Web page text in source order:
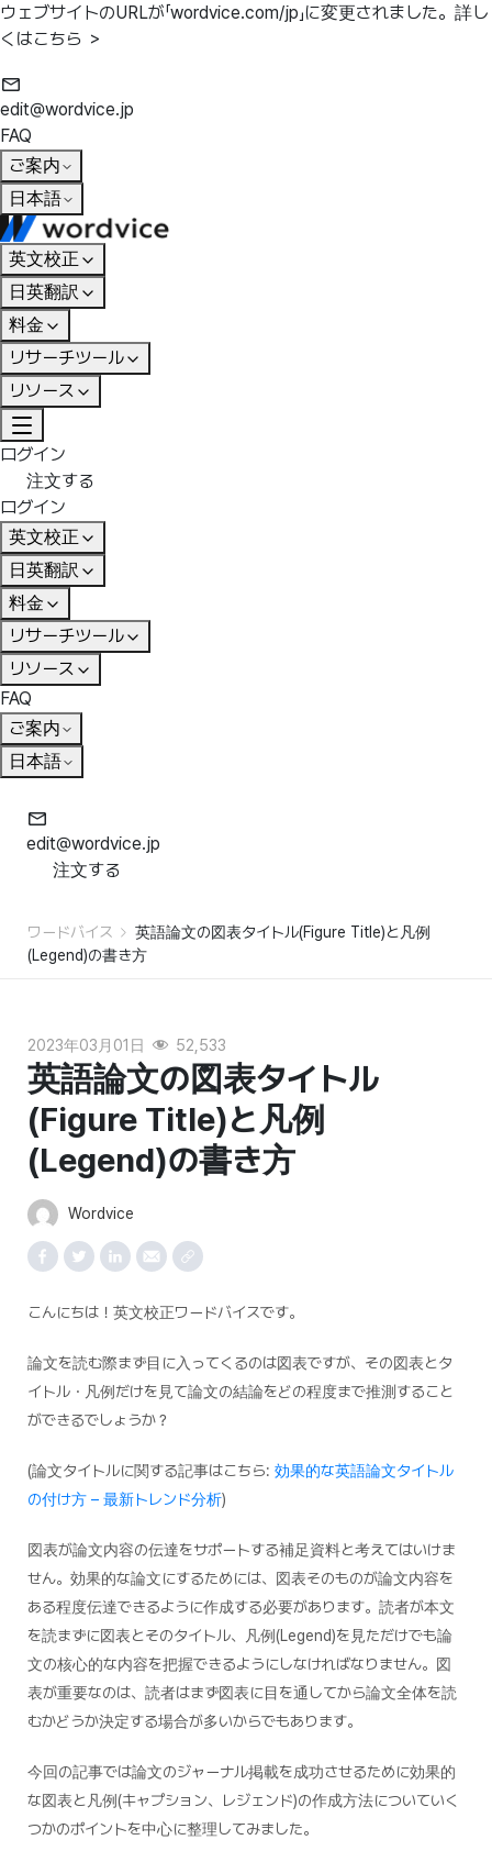
ウェブサイトのURLが「wordvice.com/jp」に変更されました。 詳し
くはこちら ＞
edit@wordvice.jp
FAQ
ご案内
日本語
英文校正
日英翻訳
料金
リサーチツール
リソース
ログイン
注文する
ログイン
英文校正
日英翻訳
料金
リサーチツール
リソース
FAQ
ご案内
日本語
edit@wordvice.jp
注文する
ワードバイス
英語論文の図表タイトル(Figure Title)と凡例
(Legend)の書き方
2023年03月01日 52,533
英語論文の図表タイトル
(Figure Title)と凡例
(Legend)の書き方
Wordvice
こんにちは！英文校正ワードバイスです。
論文を読む際まず目に入ってくるのは図表ですが、その図表とタ
イトル・凡例だけを見て論文の結論をどの程度まで推測すること
ができるでしょうか？
(論文タイトルに関する記事はこちら: 効果的な英語論文タイトル
の付け方 – 最新トレンド分析)
図表が論文内容の伝達をサポートする補足資料と考えてはいけま
せん。効果的な論文にするためには、図表そのものが論文内容を
ある程度伝達できるように作成する必要があります。読者が本文
を読まずに図表とそのタイトル、凡例(Legend)を見ただけでも論
文の核心的な内容を把握できるようにしなければなりません。図
表が重要なのは、読者はまず図表に目を通してから論文全体を読
むかどうか決定する場合が多いからでもあります。
今回の記事では論文のジャーナル掲載を成功させるために効果的
な図表と凡例(キャプション、レジェンド)の作成方法についていく
つかのポイントを中心に整理してみました。